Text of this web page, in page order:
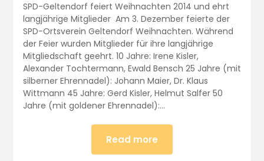
SPD-Geltendorf feiert Weihnachten 2014 und ehrt
langjährige Mitglieder Am 3. Dezember feierte der
SPD-Ortsverein Geltendorf Weihnachten. Während
der Feier wurden Mitglieder für ihre langjährige
Mitgliedschaft geehrt. 10 Jahre: Irene Kisler,
Alexander Tochtermann, Ewald Bensch 25 Jahre (mit
silberner Ehrennadel): Johann Maier, Dr. Klaus
Wittmann 45 Jahre: Gerd Kisler, Helmut Salfer 50
Jahre (mit goldener Ehrennadel):…
Read more